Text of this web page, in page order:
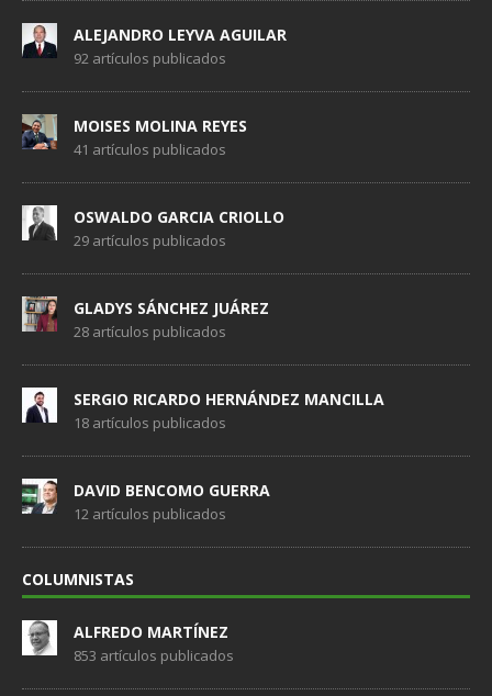
ALEJANDRO LEYVA AGUILAR
92 artículos publicados
MOISES MOLINA REYES
41 artículos publicados
OSWALDO GARCIA CRIOLLO
29 artículos publicados
GLADYS SÁNCHEZ JUÁREZ
28 artículos publicados
SERGIO RICARDO HERNÁNDEZ MANCILLA
18 artículos publicados
DAVID BENCOMO GUERRA
12 artículos publicados
COLUMNISTAS
ALFREDO MARTÍNEZ
853 artículos publicados